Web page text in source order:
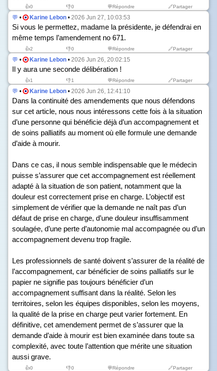
👍0 👎0 💬Répondre 🔗Partager
💬 • Karine Lebon • 2026 Jun 27, 10:03:53
Si vous le permettez, madame la présidente, je défendrai en
même temps l’amendement no 671.
👍2 👎0 💬Répondre 🔗Partager
💬 • Karine Lebon • 2026 Jun 26, 20:02:15
Il y aura une seconde délibération !
👍1 👎1 💬Répondre 🔗Partager
💬 • Karine Lebon • 2026 Jun 26, 12:41:10
Dans la continuité des amendements que nous défendons
sur cet article, nous nous intéressons cette fois à la situation
d’une personne qui bénéficie déjà d’un accompagnement et
de soins palliatifs au moment où elle formule une demande
d’aide à mourir.
Dans ce cas, il nous semble indispensable que le médecin
puisse s’assurer que cet accompagnement est réellement
adapté à la situation de son patient, notamment que la
douleur est correctement prise en charge. L’objectif est
simplement de vérifier que la demande ne naît pas d’un
défaut de prise en charge, d’une douleur insuffisamment
soulagée, d’une perte d’autonomie mal accompagnée ou d’un
accompagnement devenu trop fragile.
Les professionnels de santé doivent s’assurer de la réalité de
l’accompagnement, car bénéficier de soins palliatifs sur le
papier ne signifie pas toujours bénéficier d’un
accompagnement suffisant dans la réalité. Selon les
territoires, selon les équipes disponibles, selon les moyens,
la qualité de la prise en charge peut varier fortement. En
définitive, cet amendement permet de s’assurer que la
demande d’aide à mourir est bien examinée dans toute sa
complexité, avec toute l’attention que mérite une situation
aussi grave.
👍0 👎0 💬Répondre 🔗Partager